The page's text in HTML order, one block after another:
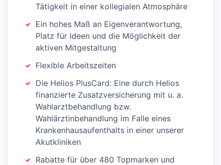
Tätigkeit in einer kollegialen Atmosphäre
Ein hohes Maß an Eigenverantwortung,
Platz für Ideen und die Möglichkeit der
aktiven Mitgestaltung
Flexible Arbeitszeiten
Die Helios PlusCard: Eine durch Helios
finanzierte Zusatzversicherung mit u. a.
Wahlarztbehandlung bzw.
Wahlärztinbehandlung im Falle eines
Krankenhausaufenthalts in einer unserer
Akutkliniken
Rabatte für über 480 Topmarken und